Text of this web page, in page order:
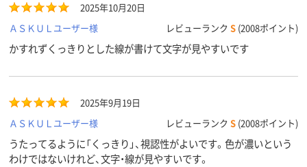
商品環境
75 105 125
2025年10月20日
ＡＳＫＵＬユーザー様
レビューランク S (2008ポイント)
かすれずくっきりとした線が書けて文字が見やすいです
2025年9月19日
ＡＳＫＵＬユーザー様
レビューランク S (2008ポイント)
うたってるように「くっきり」、視認性がよいです。色が濃いという
わけではないけれど、文字・線が見やすいです。